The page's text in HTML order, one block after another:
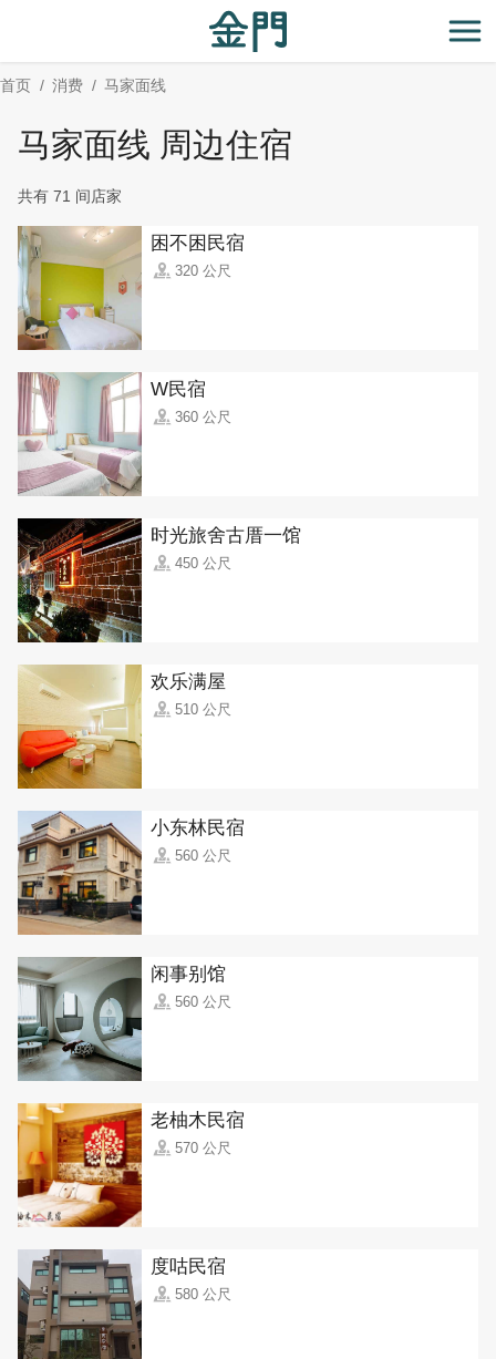
主
要
开
首页 消费 马家面线
马家面线 周边住宿
共有 71 间店家
困不困民宿
320 公尺
W民宿
360 公尺
时光旅舍古厝一馆
450 公尺
欢乐满屋
510 公尺
小东林民宿
560 公尺
闲事别馆
560 公尺
老柚木民宿
570 公尺
度咕民宿
580 公尺